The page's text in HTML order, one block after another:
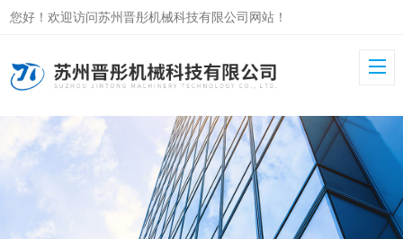
您好！欢迎访问苏州晋彤机械科技有限公司网站！